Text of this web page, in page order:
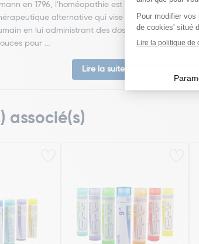
en 1796, l'homéopathie est
alternative qui vise à
en lui administrant des doses
pour ...
Lire la suite
est une
qu'une ...
associé(s)